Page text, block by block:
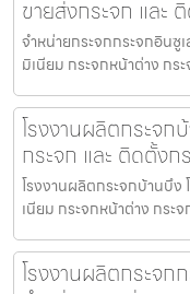
ขายส่งกระจก และ
จำหน่ายกระจกกระจกอินซู
มิเนียม กระจกหน้าต่าง กร
โรงงานผลิตกระจก
กระจก และ ติดตั้ง
โรงงานผลิตกระจกบ้านบึง
เนียม กระจกหน้าต่าง กระ
โรงงานผลิตกระจก